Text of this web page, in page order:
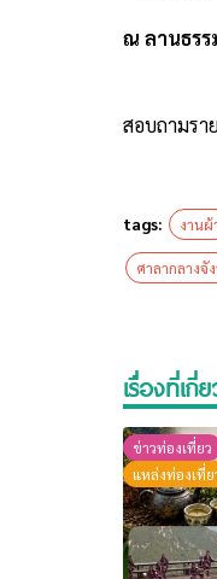
ณ ลานธรร
สอบถามรา
tags: งานผ้
ศาลากลางจั
เรื่องที่เกี่
ข่าวท่องเที่ยว
แหล่งท่องเที่ย